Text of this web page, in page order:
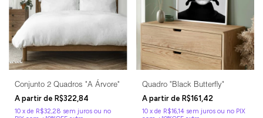
Conjunto 2 Quadros "A Árvore"
R$322,84
10 x de R$32,28 sem juros
Quadro "Black Butterfly"
R$161,42
10 x de R$16,14 sem juros